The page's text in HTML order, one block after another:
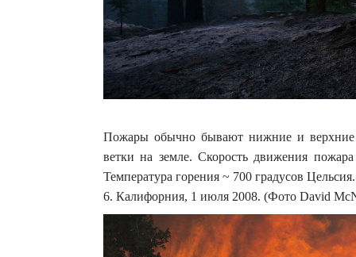
Пожары обычно бывают нижние и
ветки на земле. Скорость движения
Температура горения ~ 700 градусов Цельсия.
6. Калифорния, 1 июля 2008. (Фото David